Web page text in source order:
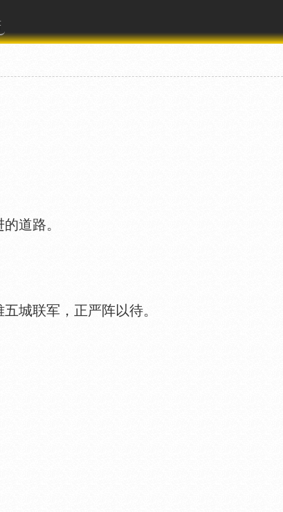
道路。
城联军，正严阵以待。